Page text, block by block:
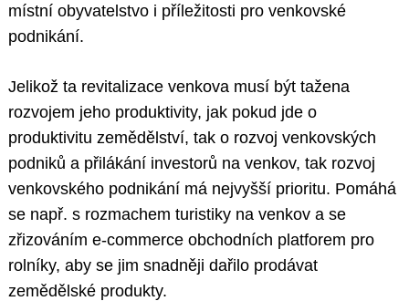
místní obyvatelstvo i příležitosti pro venkovské
podnikání.
Jelikož ta revitalizace venkova musí být tažena
rozvojem jeho produktivity, jak pokud jde o
produktivitu zemědělství, tak o rozvoj venkovských
podniků a přilákání investorů na venkov, tak rozvoj
venkovského podnikání má nejvyšší prioritu. Pomáhá
se např. s rozmachem turistiky na venkov a se
zřizováním e-commerce obchodních platforem pro
rolníky, aby se jim snadněji dařilo prodávat
zemědělské produkty.